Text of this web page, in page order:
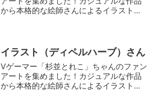
から本格的な絵師さんによるイラストま
イラスト（ディペルハーブ）さん
Vゲーマー「杉並とれこ」ちゃんのファン
アートを集めました！カジュアルな作品
から本格的な絵師さんによるイラストま